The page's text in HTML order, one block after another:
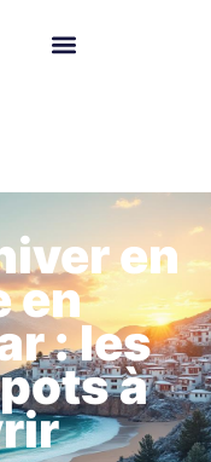
en
en
: les
à